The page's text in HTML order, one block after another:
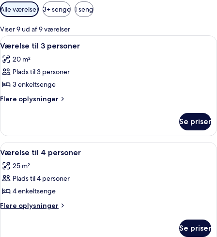
Tilgængelige
filtre
for
værelser
Alle værelser 3+ senge 1 seng
Viser 9 ud af 9 værelser
Indlæs
alle
billeder
af
Værelse
til
En enkelt seng med træsenggavl, et
5
Værelse til 3 personer
20 m²
Plads til 3 personer
3 enkeltsenge
Flere oplysninger
Flere
til
personer
Se priser
Indlæs
alle
billeder
af
Værelse
til
Et værelse med to enkelt senge, et
4
Værelse til 4 personer
25 m²
Plads til 4 personer
4 enkeltsenge
Flere oplysninger
Flere
Se priser